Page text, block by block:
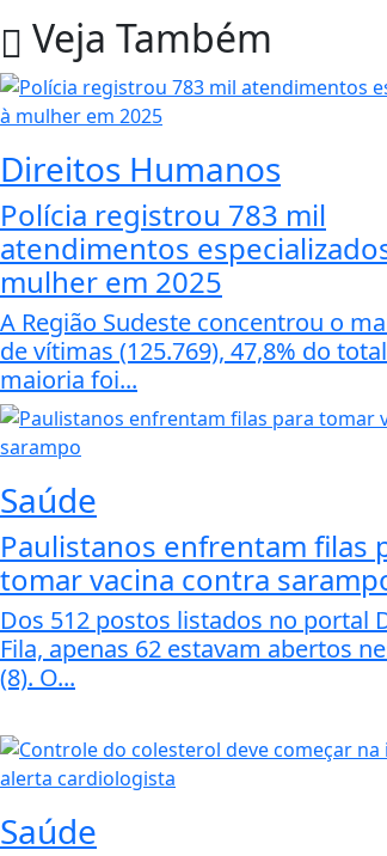
Veja Também
Direitos Humanos
Polícia registrou 783 mil
atendimentos
mulher em 2025
A Região Sudeste concentrou o
de vítimas (125.769), 47,8% do
maioria foi...
Saúde
Paulistanos enfrentam filas
tomar vacina contra
Dos 512 postos listados no portal
Fila, apenas 62 estavam abertos
(8). O...
Saúde